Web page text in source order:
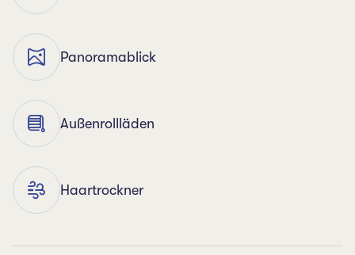
Panoramablick
Außenrollläden
Haartrockner